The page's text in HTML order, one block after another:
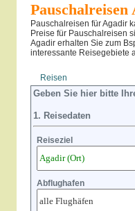
Pauschalreisen für Agadir
Preise für Pauschalreisen
Agadir erhalten Sie zum
interessante Reisegebiete
Reisen
Geben Sie hier bitte
1. Reisedaten
Reiseziel
Abflughafen